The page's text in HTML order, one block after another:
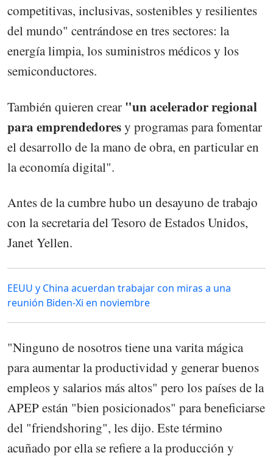
competitivas, inclusivas, sostenibles y resilientes
del mundo" centrándose en tres sectores: la
energía limpia, los suministros médicos y los
semiconductores.
También quieren crear "un acelerador regional
para emprendedoresy programas para fomentar
el desarrollo de la mano de obra, en particular en
la economía digital".
Antes de la cumbre hubo un desayuno de trabajo
con la secretaria del Tesoro de Estados Unidos,
Janet Yellen.
EEUU y China acuerdan trabajar con miras a una
reunión Biden-Xi en noviembre
"Ninguno de nosotros tiene una varita mágica
para aumentar la productividad y generar buenos
empleos y salarios más altos" pero los países de la
APEP están "bien posicionados" para beneficiarse
del "friendshoring", les dijo. Este término
acuñado por ella se refiere a la producción y